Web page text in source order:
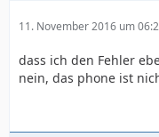
11. November 2016 um
dass ich den Fehler
nein, das phone ist